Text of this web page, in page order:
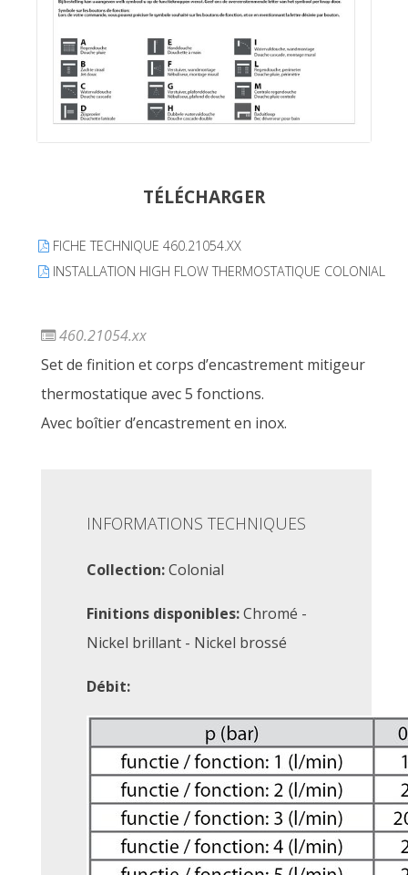
TÉLÉCHARGER
FICHE TECHNIQUE 460.21054.XX
INSTALLATION HIGH FLOW THERMOSTATIQUE COLONIAL
460.21054.xx
Set de finition et corps d’encastrement mitigeur
thermostatique avec 5 fonctions.
Avec boîtier d’encastrement en inox.
INFORMATIONS TECHNIQUES
Collection:Colonial
Finitions disponibles:Chromé -
Nickel brillant - Nickel brossé
Débit: